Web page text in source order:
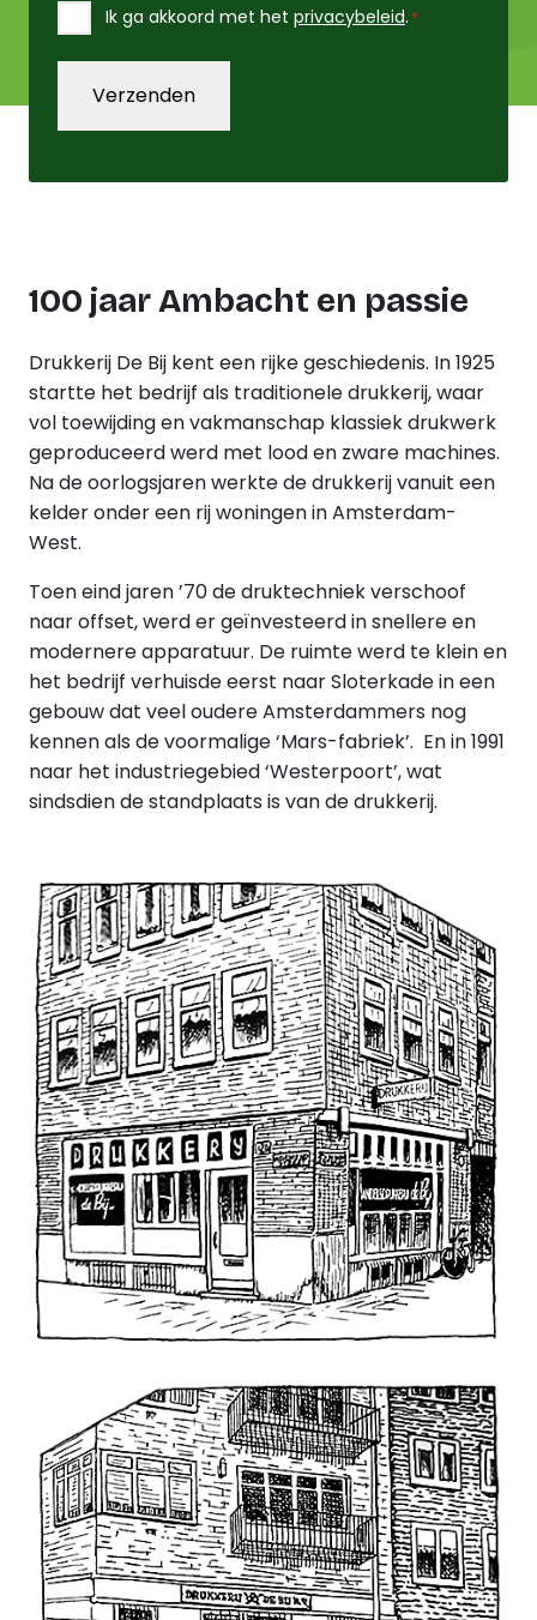
Instemming
Ik ga akkoord met het privacybeleid. *
100 jaar Ambacht en passie
Drukkerij De Bij kent een rijke geschiedenis. In 1925
startte het bedrijf als traditionele drukkerij, waar
vol toewijding en vakmanschap klassiek drukwerk
geproduceerd werd met lood en zware machines.
Na de oorlogsjaren werkte de drukkerij vanuit een
kelder onder een rij woningen in Amsterdam-
West.
Toen eind jaren ’70 de druktechniek verschoof
naar offset, werd er geïnvesteerd in snellere en
modernere apparatuur. De ruimte werd te klein en
het bedrijf verhuisde eerst naar Sloterkade in een
gebouw dat veel oudere Amsterdammers nog
kennen als de voormalige ‘Mars-fabriek’. En in 1991
naar het industriegebied ‘Westerpoort’, wat
sindsdien de standplaats is van de drukkerij.